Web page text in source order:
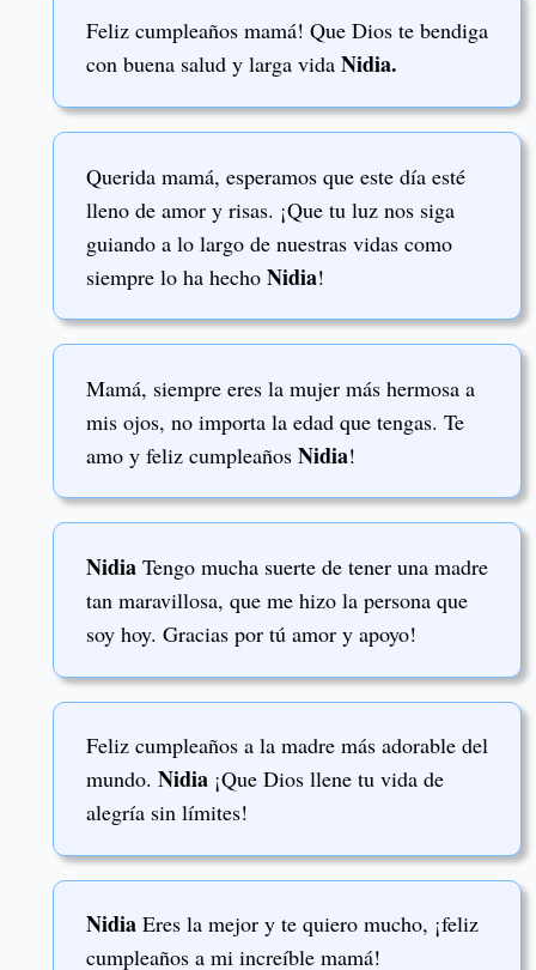
Feliz cumpleaños mamá! Que Dios te bendiga
con buena salud y larga vida Nidia.
Querida mamá, esperamos que este día esté
lleno de amor y risas. ¡Que tu luz nos siga
guiando a lo largo de nuestras vidas como
siempre lo ha hecho Nidia!
Mamá, siempre eres la mujer más hermosa a
mis ojos, no importa la edad que tengas. Te
amo y feliz cumpleaños Nidia!
Nidia Tengo mucha suerte de tener una madre
tan maravillosa, que me hizo la persona que
soy hoy. Gracias por tú amor y apoyo!
Feliz cumpleaños a la madre más adorable del
mundo. Nidia ¡Que Dios llene tu vida de
alegría sin límites!
Nidia Eres la mejor y te quiero mucho, ¡feliz
cumpleaños a mi increíble mamá!